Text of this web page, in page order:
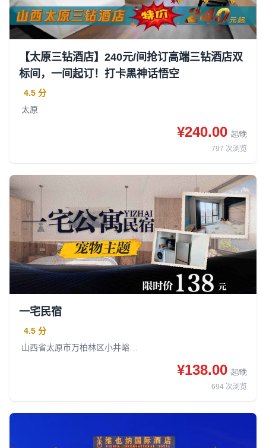
【太原三钻酒店】240元/间抢订高端三钻酒店双
标间，一间起订！打卡黑神话悟空
4.5 分
太原
¥240.00 起/晚
797 次浏览
一宅民宿
4.5 分
¥138.00 起/晚
694 次浏览